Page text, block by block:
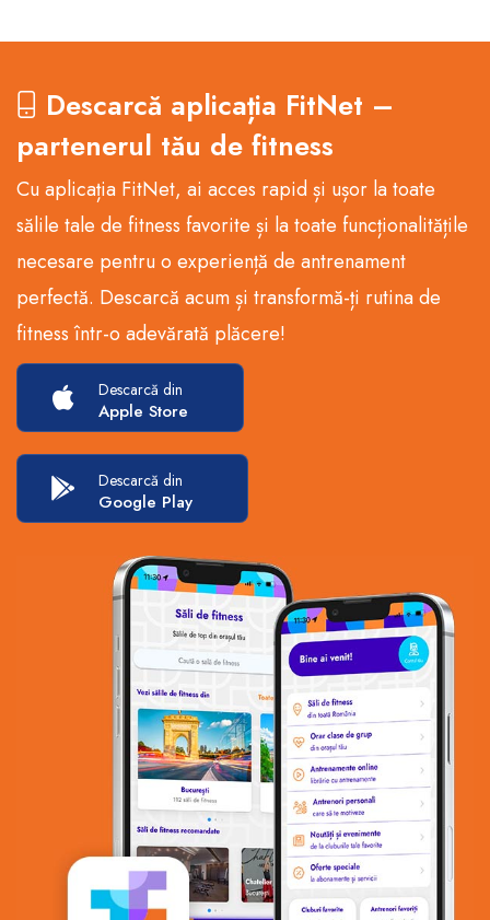
Descarcă aplicația FitNet –
partenerul tău de fitness
Cu aplicația FitNet, ai acces rapid și ușor la toate
sălile tale de fitness favorite și la toate funcționalitățile
necesare pentru o experiență de antrenament
perfectă. Descarcă acum și transformă-ți rutina de
fitness într-o adevărată plăcere!
Descarcă din
Apple Store
Descarcă din
Google Play